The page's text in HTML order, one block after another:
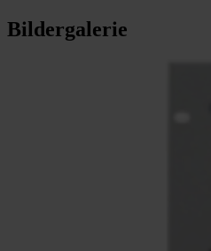
Bildergalerie